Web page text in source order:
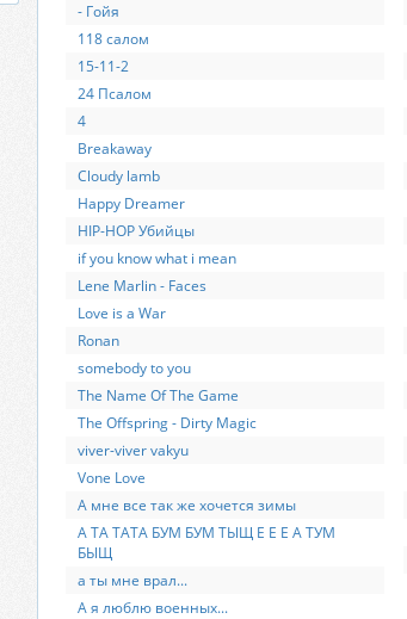
- Гойя
118 салом
15-11-2
24 Псалом
4
Breakaway
Cloudy lamb
Happy Dreamer
HIP-HOP Убийцы
if you know what i mean
Lene Marlin - Faces
Love is a War
Ronan
somebody to you
The Name Of The Game
The Offspring - Dirty Magic
viver-viver vakyu
Vone Love
А мне все так же хочется зимы
А ТА ТАТА БУМ БУМ ТЫЩ Е Е Е А ТУМ
БЫЩ
а ты мне врал...
А я люблю военных...